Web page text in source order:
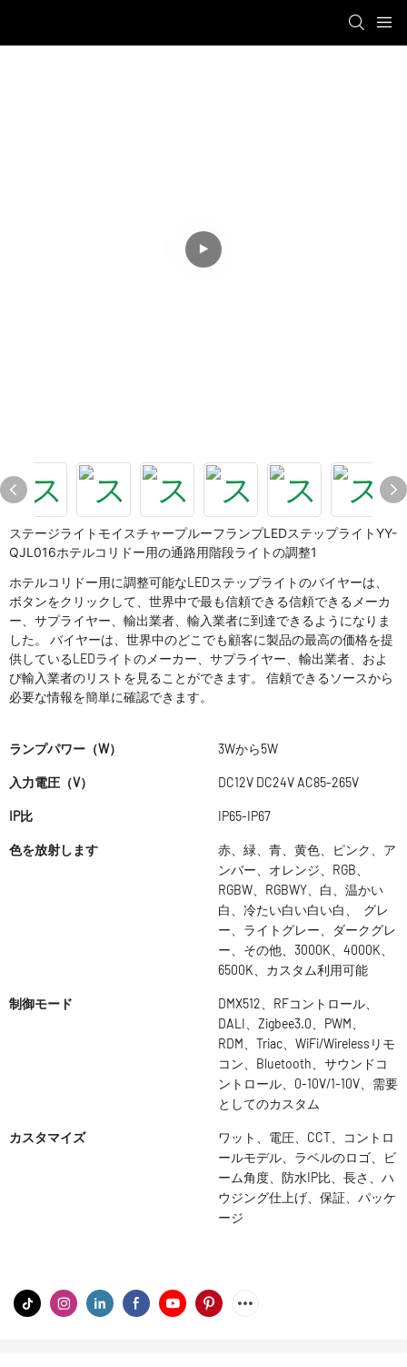
ステージライトモイスチャープルーフランプLEDステップライトYY-
QJL016ホテルコリドー用の通路用階段ライトの調整1
ホテルコリドー用に調整可能なLEDステップライトのバイヤーは、
ボタンをクリックして、世界中で最も信頼できる信頼できるメーカ
ー、サプライヤー、輸出業者、輸入業者に到達できるようになりま
した。 バイヤーは、世界中のどこでも顧客に製品の最高の価格を提
供しているLEDライトのメーカー、サプライヤー、輸出業者、およ
び輸入業者のリストを見ることができます。 信頼できるソースから
必要な情報を簡単に確認できます。
ランプパワー（W） 3Wから5W
入力電圧（V） DC12V DC24V AC85-265V
IP比 IP65-IP67
色を放射します
赤、緑、青、黄色、ピンク、ア
ンバー、オレンジ、RGB、
RGBW、RGBWY、白、温かい
白、冷たい白い白い白、 グレ
ー、ライトグレー、ダークグレ
ー、その他、3000K、4000K、
6500K、カスタム利用可能
制御モード
DMX512、RFコントロール、
DALI、Zigbee3.0、PWM、
RDM、Triac、WiFi/Wirelessリモ
コン、Bluetooth、サウンドコ
ントロール、0-10V/1-10V、需要
としてのカスタム
カスタマイズ
ワット、電圧、CCT、コントロ
ールモデル、ラベルのロゴ、ビ
ーム角度、防水IP比、長さ、ハ
ウジング仕上げ、保証、パッケ
ージ